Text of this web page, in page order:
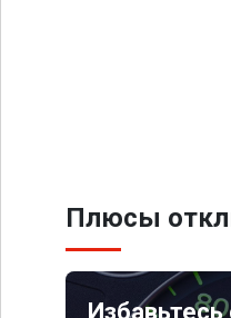
Плюсы
Избавьтесь